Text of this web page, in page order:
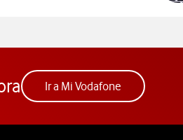
Ir a Mi VodafoneAcceder a la